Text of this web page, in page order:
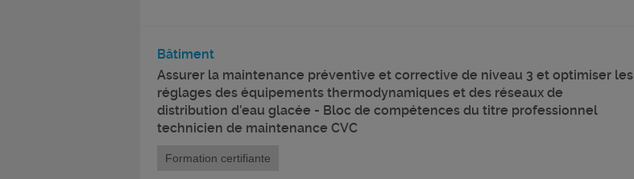
Bâtiment
Assurer la maintenance préventive et corrective de niveau 3 et optimiser les
réglages des équipements thermodynamiques et des réseaux de
distribution d’eau glacée - Bloc de compétences du titre professionnel
technicien de maintenance CVC
Formation certifiante